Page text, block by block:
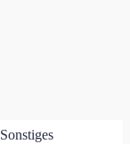
Sonstiges